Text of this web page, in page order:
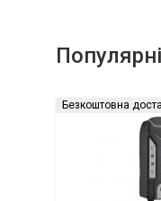
Безкоштовна